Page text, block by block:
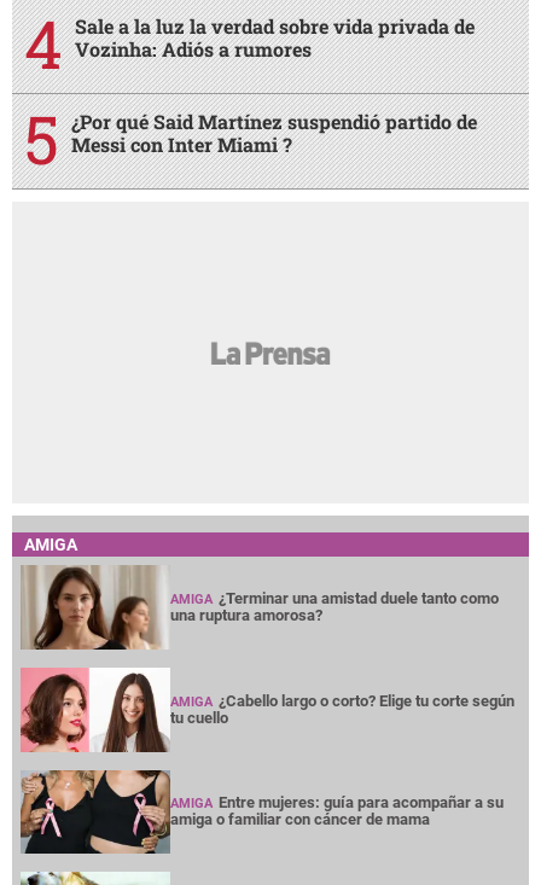
Sale a la luz la verdad sobre vida privada de
Vozinha: Adiós a rumores
¿Por qué Said Martínez suspendió partido de
Messi con Inter Miami ?
AMIGA
AMIGA ¿Terminar una amistad duele tanto como
una ruptura amorosa?
AMIGA ¿Cabello largo o corto? Elige tu corte según
tu cuello
AMIGA Entre mujeres: guía para acompañar a su
amiga o familiar con cáncer de mama